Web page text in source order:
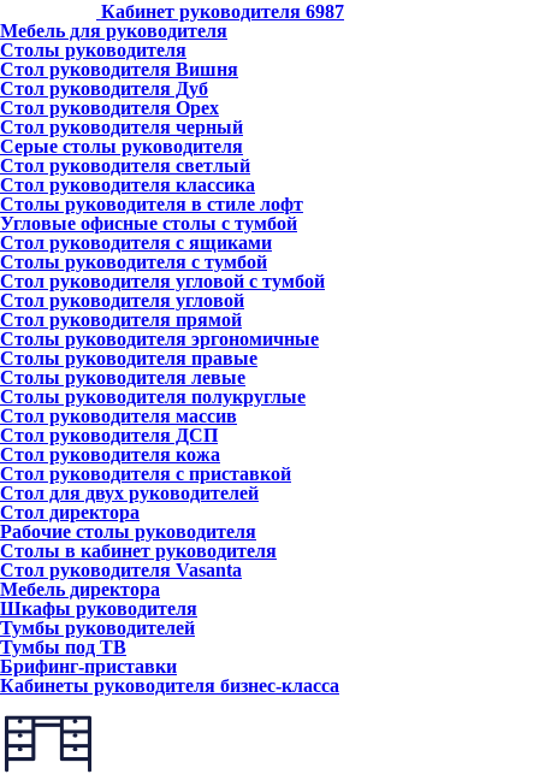
Кабинет руководителя 6987
Мебель для руководителя
Столы руководителя
Стол руководителя Вишня
Стол руководителя Дуб
Стол руководителя Орех
Стол руководителя черный
Серые столы руководителя
Стол руководителя светлый
Стол руководителя классика
Столы руководителя в стиле лофт
Угловые офисные столы с тумбой
Стол руководителя с ящиками
Столы руководителя с тумбой
Стол руководителя угловой с тумбой
Стол руководителя угловой
Стол руководителя прямой
Столы руководителя эргономичные
Столы руководителя правые
Столы руководителя левые
Столы руководителя полукруглые
Стол руководителя массив
Стол руководителя ДСП
Стол руководителя кожа
Стол руководителя с приставкой
Стол для двух руководителей
Стол директора
Рабочие столы руководителя
Столы в кабинет руководителя
Стол руководителя Vasanta
Мебель директора
Шкафы руководителя
Тумбы руководителей
Тумбы под ТВ
Брифинг-приставки
Кабинеты руководителя бизнес-класса